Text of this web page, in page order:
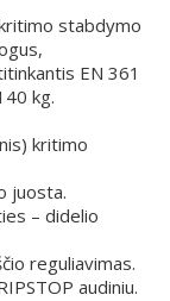
stabdymo
EN 361
kg.
kritimo
juosta.
– didelio
reguliavimas.
audiniu.